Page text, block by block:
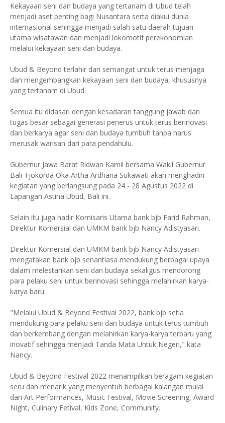
Kekayaan seni dan budaya yang tertanam di Ubud telah
menjadi aset penting bagi Nusantara serta diakui dunia
internasional sehingga menjadi salah satu daerah tujuan
utama wisatawan dan menjadi lokomotif perekonomian
melalui kekayaan seni dan budaya.
Ubud & Beyond terlahir dari semangat untuk terus menjaga
dan mengembangkan kekayaan seni dan budaya, khususnya
yang tertanam di Ubud.
Semua itu didasari dengan kesadaran tanggung jawab dan
tugas besar sebagai generasi penerus untuk terus berinovasi
dan berkarya agar seni dan budaya tumbuh tanpa harus
merusak warisan dari para pendahulu.
Gubernur Jawa Barat Ridwan Kamil bersama Wakil Gubernur
Bali Tjokorda Oka Artha Ardhana Sukawati akan menghadiri
kegiatan yang berlangsung pada 24 - 28 Agustus 2022 di
Lapangan Astina Ubud, Bali ini.
Selain itu juga hadir Komisaris Utama bank bjb Farid Rahman,
Direktur Komersial dan UMKM bank bjb Nancy Adistyasari.
Direktur Komersial dan UMKM bank bjb Nancy Adistyasari
mengatakan bank bjb senantiasa mendukung berbagai upaya
dalam melestarikan seni dan budaya sekaligus mendorong
para pelaku seni untuk berinovasi sehingga melahirkan karya-
karya baru.
"Melalui Ubud & Beyond Festival 2022, bank bjb setia
mendukung para pelaku seni dan budaya untuk terus tumbuh
dan berkembang dengan melahirkan karya-karya terbaru yang
inovatif sehingga menjadi Tanda Mata Untuk Negeri," kata
Nancy.
Ubud & Beyond Festival 2022 menampilkan beragam kegiatan
seru dan menarik yang menyentuh berbagai kalangan mulai
dari Art Performances, Music Festival, Movie Screening, Award
Night, Culinary Fetival, Kids Zone, Community.